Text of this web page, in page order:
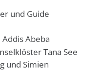
und Guide
Abeba
Tana See
und Simien